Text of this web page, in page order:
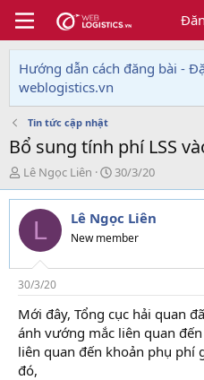
Hướng dẫn cách đăng bài -
weblogistics.vn
Tin tức cập nhật
Bổ sung tính phí LSS
T
h
r
e
d
s
t
a
r
t
e
r
Lê Ngọc Liên
N
g
à
y
g
i
30/3/20
L Lê Ngọc Liên
New member
30/3/20
Mới đây, Tổng cục hải quan
ánh vướng mắc liên quan
liên quan đến khoản phụ phí
đó,